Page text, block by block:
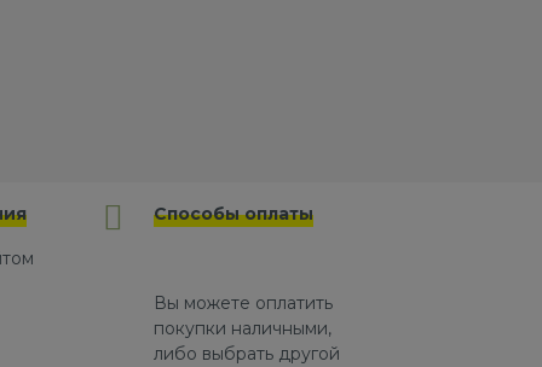
Способы оплаты
Вы можете оплатить
покупки наличными,
либо выбрать другой